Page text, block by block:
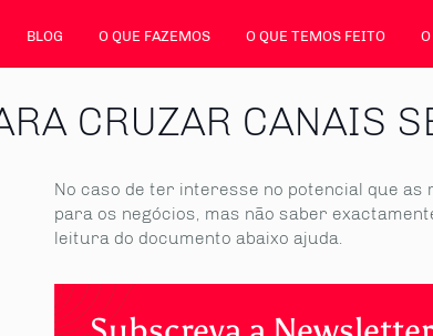
BLOG O QUE FAZEMOS O QUE TEMOS FEITO
CRUZAR CANAIS
No caso de ter interesse no potencial que as
para os negócios, mas não saber
leitura do documento abaixo ajuda.